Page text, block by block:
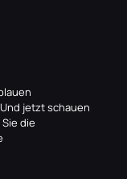
jetzt schauen
die